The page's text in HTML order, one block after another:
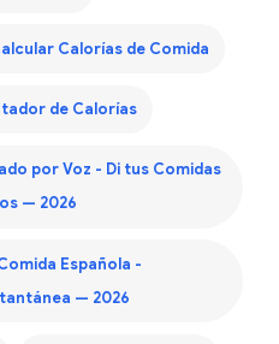
Calorías de Comida
de Calorías
por Voz - Di tus Comidas
— 2026
Española -
— 2026